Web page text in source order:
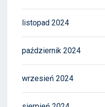
listopad 2024
październik 2024
wrzesień 2024